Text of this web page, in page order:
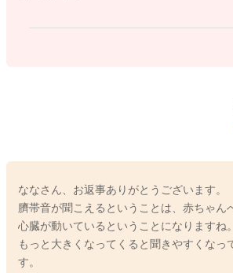
ななさん、お返事ありがとうございます。
臍帯音が聞こえるということは、赤ちゃん
心臓が動いているということになりますね。
もっと大きくなってくると聞きやすくなっ
す。